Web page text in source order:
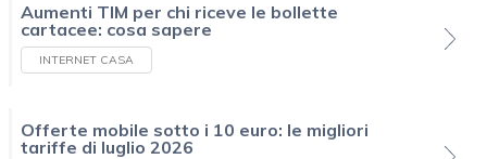
Aumenti TIM per chi riceve le bollette
cartacee: cosa sapere
INTERNET CASA
Offerte mobile sotto i 10 euro: le migliori
tariffe di luglio 2026